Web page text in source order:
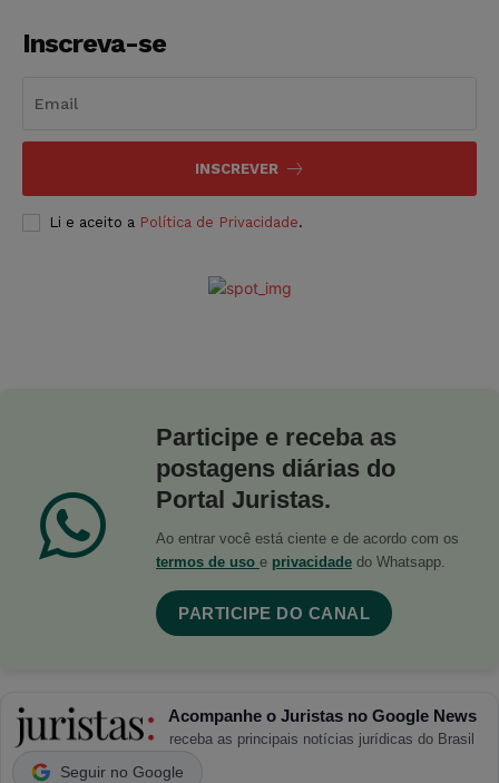
Inscreva-se
INSCREVER
Li e aceito a Política de Privacidade.
Participe e receba as
postagens diárias do
Portal Juristas.
Ao entrar você está ciente e de acordo com os
termos de uso e privacidade do Whatsapp.
PARTICIPE DO CANAL
Acompanhe o Juristas no Google News
receba as principais notícias jurídicas do Brasil
Seguir no Google